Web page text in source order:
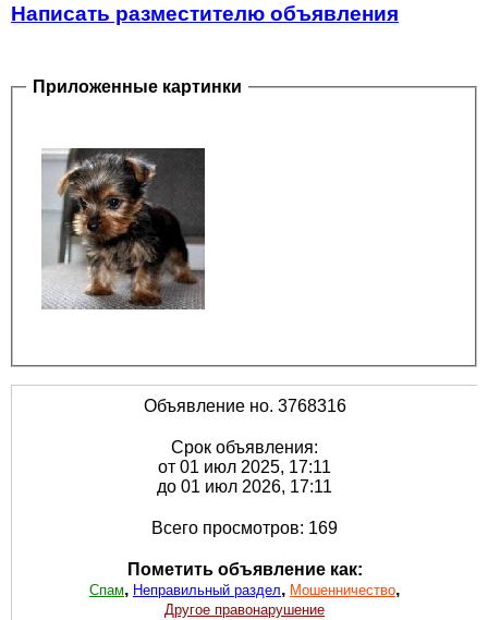
Написать разместителю объявления
Приложенные картинки
Объявление но. 3768316
Срок объявления:
от 01 июл 2025, 17:11
до 01 июл 2026, 17:11
Всего просмотров: 169
Пометить объявление как:
Спам, Неправильный раздел, Мошенничество,
Другое правонарушение